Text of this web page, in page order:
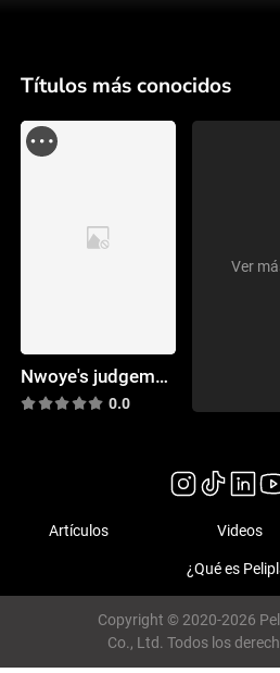
Títulos más conocidos
Nwoye's judgement
0.0
Ver
Artículos Videos
¿Qué es
Copyright © 2020-2026
Co., Ltd. Todos los